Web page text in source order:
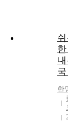
한